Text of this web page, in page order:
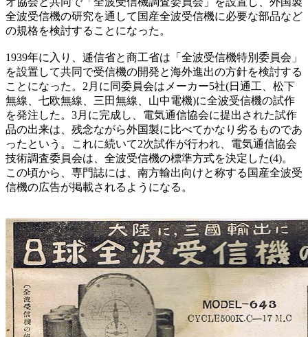
全波受信機の研究を通して国産全波受信機に必要な部品など
の規格を検討することになった。
1939年に入り、逓信省と商工省は「全波受信機特別委員会」
を設置して共同で受信機の開発と海外進出の方針を検討する
ことになった。2月に同委員会はメーカー5社(日通工、松下
無線、七欧無線、三田無線、山中電機)に全波受信機の試作
を発注した。3月に完成し、電気通信協会に提出された試作
品の出来は、残念ながら外国製に比べてかなり劣るものであ
ったという。これに続いて2次試作が行われ、電気通信協会
技術調査委員会は、全波受信機の標準方式を決定した(4)。
この頃から、専門誌には、南方輸出向けと称する国産全波受
信機の広告が掲載されるようになる。